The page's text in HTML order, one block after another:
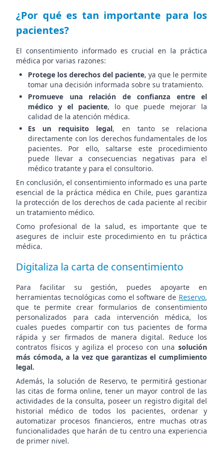
¿Por qué es tan importante para los
pacientes?
El consentimiento informado es crucial en la práctica
médica por varias razones:
Protege los derechos del paciente, ya que le permite
tomar una decisión informada sobre su tratamiento.
Promueve una relación de confianza entre el
médico y el paciente, lo que puede mejorar la
calidad de la atención médica.
Es un requisito legal, en tanto se relaciona
directamente con los derechos fundamentales de los
pacientes. Por ello, saltarse este procedimiento
puede llevar a consecuencias negativas para el
médico tratante y para el consultorio.
En conclusión, el consentimiento informado es una parte
esencial de la práctica médica en Chile, pues garantiza
la protección de los derechos de cada paciente al recibir
un tratamiento médico.
Como profesional de la salud, es importante que te
asegures de incluir este procedimiento en tu práctica
médica.
Digitaliza la carta de consentimiento
Para facilitar su gestión, puedes apoyarte en
herramientas tecnológicas como el software de Reservo,
que te permite crear formularios de consentimiento
personalizados para cada intervención médica, los
cuales puedes compartir con tus pacientes de forma
rápida y ser firmados de manera digital. Reduce los
contratos físicos y agiliza el proceso con una solución
más cómoda, a la vez que garantizas el cumplimiento
legal.
Además, la solución de Reservo, te permitirá gestionar
las citas de forma online, tener un mayor control de las
actividades de la consulta, poseer un registro digital del
historial médico de todos los pacientes, ordenar y
automatizar procesos financieros, entre muchas otras
funcionalidades que harán de tu centro una experiencia
de primer nivel.